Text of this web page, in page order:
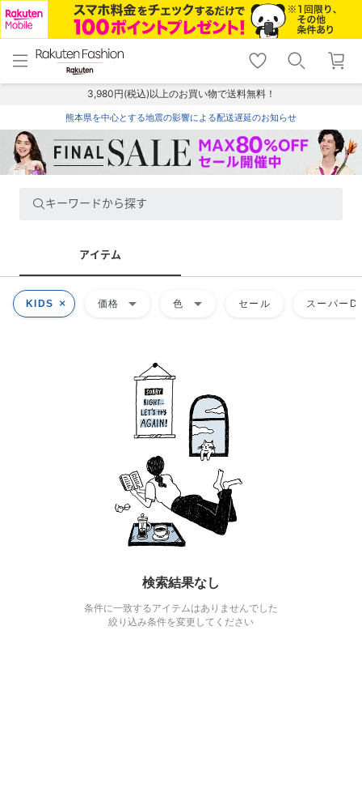
menu home
トップ
shopping_cart lock_outline
ログイン
3,980円(税込)以上のお買い物で送料無料！
熊本県を中心とする地震の影響による配送遅延のお知らせ
キーワードから探す
アイテム
KIDS 価格 arrow_drop_down 色 arrow_drop_down セール スーパー
検索結果なし
条件に一致するアイテムはありませんでした
絞り込み条件を変更してください